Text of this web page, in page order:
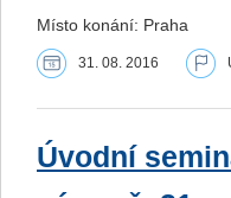
Místo konání: Praha
31. 08. 2016
Úvodní